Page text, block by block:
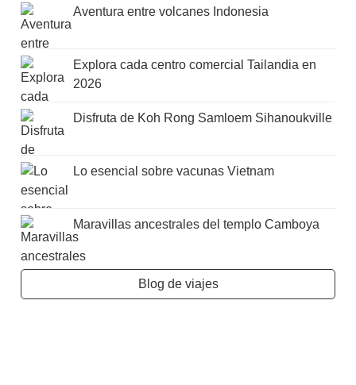
Aventura entre volcanes Indonesia
Explora cada centro comercial Tailandia en
2026
Disfruta de Koh Rong Samloem Sihanoukville
Lo esencial sobre vacunas Vietnam
Maravillas ancestrales del templo Camboya
Blog de viajes